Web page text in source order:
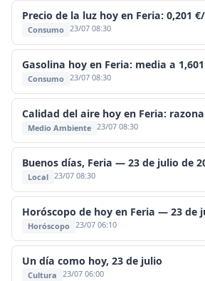
Precio de la luz hoy en Feria: 0,201
Consumo 23/07 08:30
Gasolina hoy en Feria: media a
Consumo 23/07 08:30
Calidad del aire hoy en Feria:
Medio Ambiente 23/07 08:30
Buenos días, Feria — 23 de julio de
Local 23/07 08:30
Horóscopo de hoy en Feria — 23 de
Horóscopo 23/07 06:10
Un día como hoy, 23 de julio
Cultura 23/07 06:00